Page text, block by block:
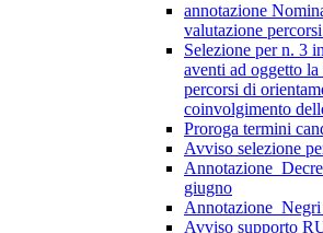
annotazione
valutazione
Selezione per n. 3
aventi ad oggetto
percorsi di
coinvolgimento
Proroga termini
Avviso selezione
giugno
Avviso supporto